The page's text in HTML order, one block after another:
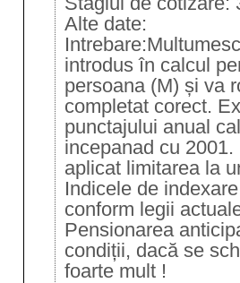
Alte date:
introdus în calcul
persoana (M) și va
completat corect.
punctajului anual
incepanad cu
aplicat limitarea la
Indicele de
conform legii
Pensionarea
condiții, dacă se
foarte mult !